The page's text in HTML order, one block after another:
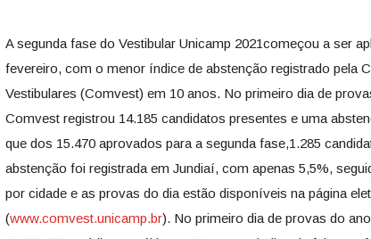
A segunda fase do Vestibular Unicamp 2021começou a ser
fevereiro, com o menor índice de abstenção registrado pela
Vestibulares (Comvest) em 10 anos. No primeiro dia de
Comvest registrou 14.185 candidatos presentes e uma
que dos 15.470 aprovados para a segunda fase,1.285
abstenção foi registrada em Jundiaí, com apenas 5,5%,
por cidade e as provas do dia estão disponíveis na página
(www.comvest.unicamp.br). No primeiro dia de provas do